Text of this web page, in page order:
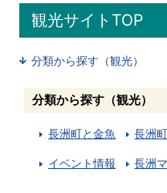
観光サイトTOP
分類から探す（観光）
分類から探す（観光）
長洲町と金魚 長洲
イベント情報 長洲